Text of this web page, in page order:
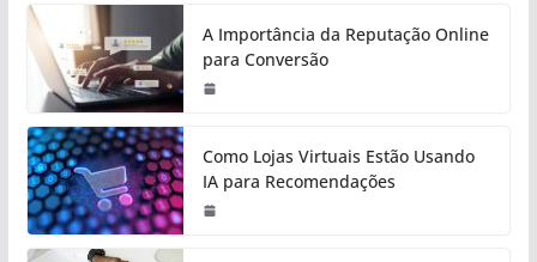
A Importância da Reputação Online
para Conversão
Como Lojas Virtuais Estão Usando
IA para Recomendações